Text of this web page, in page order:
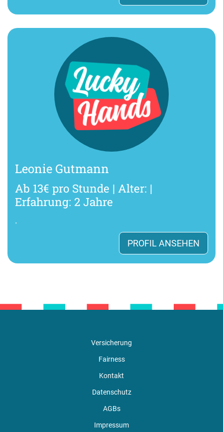
Leonie Gutmann
Ab 13€ pro Stunde | Alter: |
Erfahrung: 2 Jahre
.
PROFIL ANSEHEN
Versicherung
Fairness
Kontakt
Datenschutz
AGBs
Impressum